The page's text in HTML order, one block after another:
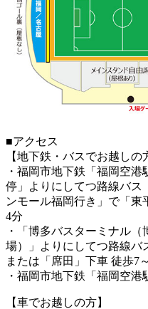
■アクセス
【地下鉄・バスでお越しの
・福岡市地下鉄「福岡空
停」よりにしてつ路線バス
ンモール福岡行き」で「
4分
・「博多バスターミナル（
場）」よりにしてつ路線バ
または「席田」下車 徒歩7
・福岡市地下鉄「福岡空
【車でお越しの方】